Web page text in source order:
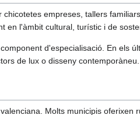
empreses, tallers
en l'àmbit cultural, turístic i de
d'especialisació. En els
de lux o disseny contemporàneu.
Molts municipis oferixen